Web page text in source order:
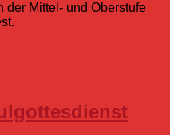
der Mittel- und Oberstufe